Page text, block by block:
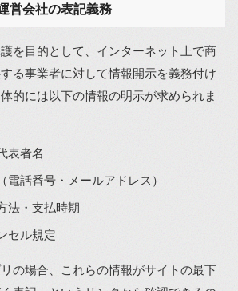
営会社の表記義務
を目的として、インターネット上で商
る事業者に対して情報開示を義務付け
的には以下の情報の明示が求められま
表者名
電話番号・メールアドレス）
法・支払時期
セル規定
の場合、これらの情報がサイトの最下